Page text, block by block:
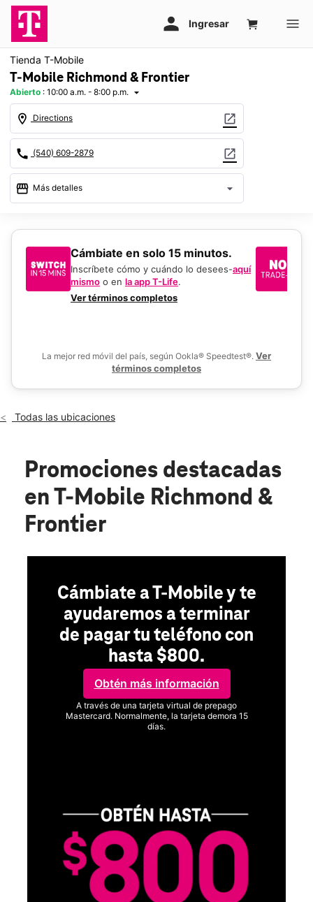
Tienda T-Mobile
T-Mobile Richmond & Frontier
Abierto : 10:00 a.m. - 8:00 p.m. arrow_drop_down
location_on Directions open_in_new
call (540) 609-2879 open_in_new
storefront Más detalles arrow_drop_down
Dom.:12:00 p.m. a 6:00 p.m.
Lun.:
10:00 a.m. a 8:00 p.m.
Mar.: 10:00 a.m. a 8:00 p.m.
Mié.:10:00 a.m. a 8:00 p.m.
10:00 a.m. a 8:00 p.m.
​​​​​​​Cámbiate en solo 15 minutos.
Inscríbete cómo y cuándo lo desees-aquí
mismo o en la app T-Life.
Ver términos completos
La mejor red móvil del país, según Ookla® Speedtest®. Ver
términos completos
Todas las ubicaciones
Promociones destacadas
en T-Mobile Richmond &
Frontier
Cámbiate a T-Mobile y te
ayudaremos a terminar
de pagar tu teléfono con
hasta $800.
Obtén más información
A través de una tarjeta virtual de prepago
Mastercard. Normalmente, la tarjeta demora 15
días.